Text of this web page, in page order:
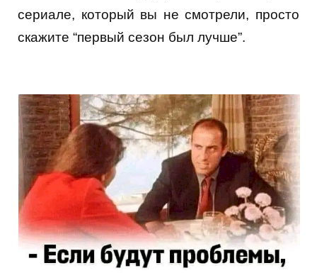
сериале, который вы не смотрели, просто
скажите “первый сезон был лучше”.